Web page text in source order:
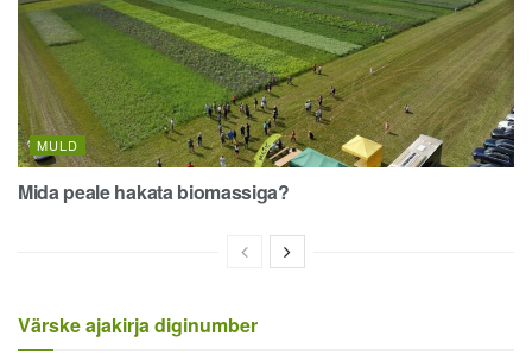
MULD
Mida peale hakata biomassiga?
Värske ajakirja diginumber